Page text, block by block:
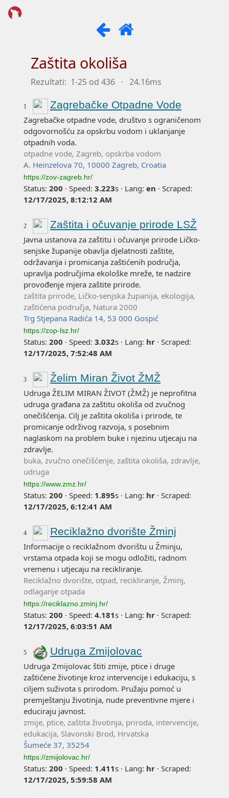
Zaštita okoliša
Rezultati: 1-25 od 436 · 24.16ms
1 Zagrebačke Otpadne Vode
Zagrebačke otpadne vode, društvo s ograničenom
odgovornošću za opskrbu vodom i uklanjanje
otpadnih voda.
otpadne vode, Zagreb, opskrba vodom
A. Heinzelova 70, 10000 Zagreb, Croatia
https://zov-zagreb.hr/
Status: 200 · Speed: 3.223s · Lang: en · Scraped:
12/17/2025, 8:12:12 AM
2 Zaštita i očuvanje prirode LSŽ
Javna ustanova za zaštitu i očuvanje prirode Ličko-
senjske županije obavlja djelatnosti zaštite,
održavanja i promicanja zaštićenih područja,
upravlja područjima ekološke mreže, te nadzire
provođenje mjera zaštite prirode.
zaštita prirode, Ličko-senjska županija, ekologija,
zaštićena područja, Natura 2000
Trg Stjepana Radića 14, 53 000 Gospić
https://zop-lsz.hr/
Status: 200 · Speed: 3.032s · Lang: hr · Scraped:
12/17/2025, 7:52:48 AM
3 Želim Miran Život ŽMŽ
Udruga ŽELIM MIRAN ŽIVOT (ŽMŽ) je neprofitna
udruga građana za zaštitu okoliša od zvučnog
onečišćenja. Cilj je zaštita okoliša i prirode, te
promicanje održivog razvoja, s posebnim
naglaskom na problem buke i njezinu utjecaju na
zdravlje.
buka, zvučno onečišćenje, zaštita okoliša, zdravlje,
udruga
https://www.zmz.hr/
Status: 200 · Speed: 1.895s · Lang: hr · Scraped:
12/17/2025, 6:12:41 AM
4 Reciklažno dvorište Žminj
Informacije o reciklažnom dvorištu u Žminju,
vrstama otpada koji se mogu odložiti, radnom
vremenu i utjecaju na recikliranje.
Reciklažno dvorište, otpad, recikliranje, Žminj,
odlaganje otpada
https://reciklazno.zminj.hr/
Status: 200 · Speed: 4.181s · Lang: hr · Scraped:
12/17/2025, 6:03:51 AM
5 Udruga Zmijolovac
Udruga Zmijolovac štiti zmije, ptice i druge
zaštićene životinje kroz intervencije i edukaciju, s
ciljem suživota s prirodom. Pružaju pomoć u
premještanju životinja, nude preventivne mjere i
educiraju javnost.
zmije, ptice, zaštita životinja, priroda, intervencije,
edukacija, Slavonski Brod, Hrvatska
Šumeće 37, 35254
https://zmijolovac.hr/
Status: 200 · Speed: 1.411s · Lang: hr · Scraped:
12/17/2025, 5:59:58 AM